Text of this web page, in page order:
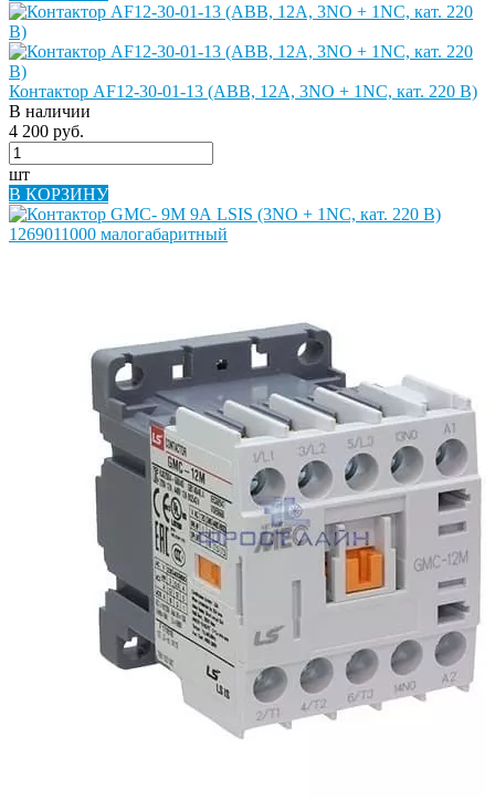
Контактор AF12-30-01-13 (ABB, 12А, 3NO + 1NС, кат. 220 В)
В наличии
4 200 руб.
шт
В КОРЗИНУ